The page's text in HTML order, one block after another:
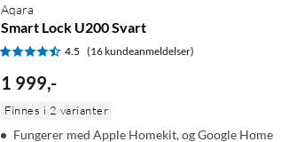
Aqara
Smart Lock U200 Svart
4.5 (16 kundeanmeldelser)
1 999,-
Finnes i 2 varianter
Fungerer med Apple Homekit, og Google Home